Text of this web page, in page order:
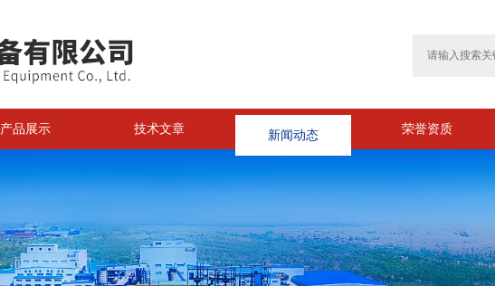
产品展示 技术文章 新闻动态 荣誉资质